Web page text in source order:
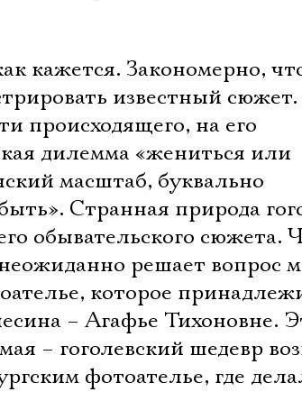
кажется. Закономерно,
известный сюжет.
происходящего, на его
дилемма «жениться или
масштаб, буквально
Странная природа
обывательского сюжета.
решает вопрос
которое
– Агафье Тихоновне.
– гоголевский шедевр
фотоателье, где